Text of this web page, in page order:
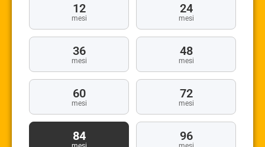
12
mesi
24
mesi
36
mesi
48
mesi
60
mesi
72
mesi
84 96